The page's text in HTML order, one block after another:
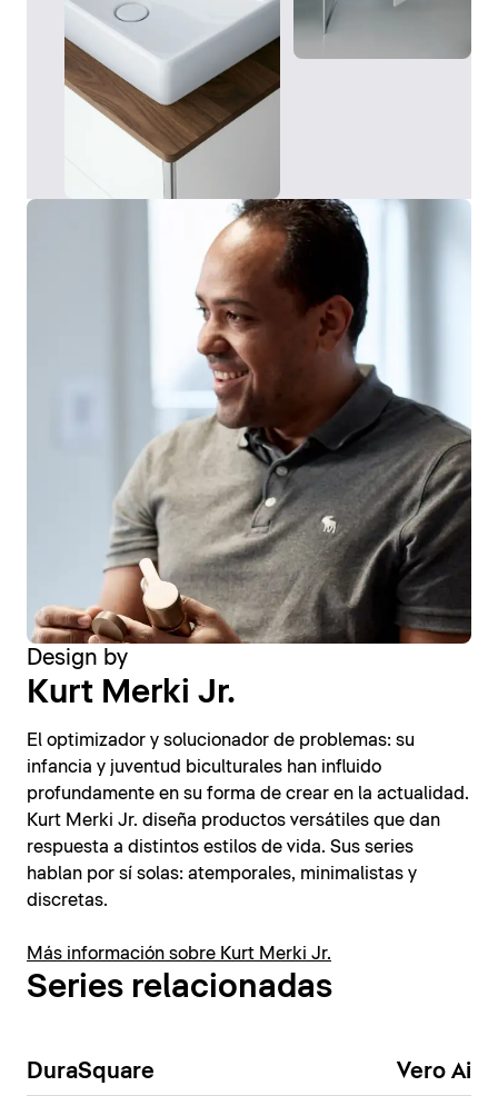
Design by
Kurt Merki Jr.
El optimizador y solucionador de problemas: su
infancia y juventud biculturales han influido
profundamente en su forma de crear en la actualidad.
Kurt Merki Jr. diseña productos versátiles que dan
respuesta a distintos estilos de vida. Sus series
hablan por sí solas: atemporales, minimalistas y
discretas.
Más información sobre Kurt Merki Jr.
Series relacionadas
DuraSquare Vero Air